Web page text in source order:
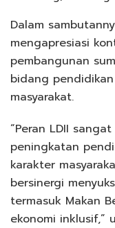
Dalam
mengapresiasi
pembangunan
bidang
masyarakat.
“Peran LDII
peningkatan
karakter
bersinergi
termasuk Makan
ekonomi inklusif,”